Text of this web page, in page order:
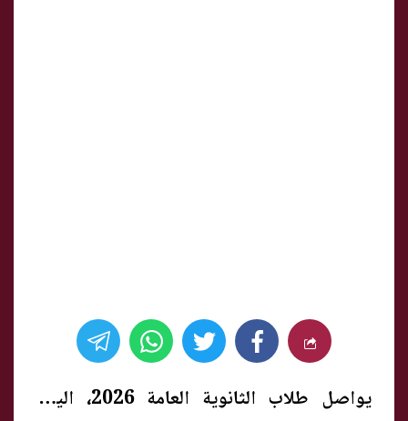
يواصل طلاب الثانوية العامة 2026، اليوم